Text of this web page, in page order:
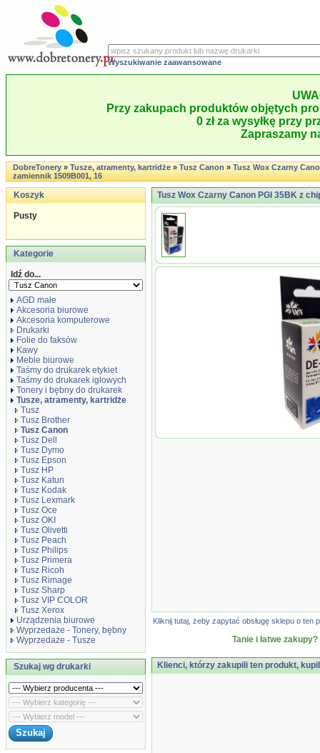
Wyszukiwanie zaawansowane
Przy zakupach produktów objętych
0 zł za wysyłkę przy
Zapraszamy
DobreTonery»Tusze, atramenty, kartridże»Tusz Canon»Tusz Wox Czarny
zamiennik 1509B001, 16
Koszyk
Pusty
Kategorie
Idź do...
AGD małe
Akcesoria biurowe
Akcesoria komputerowe
Drukarki
Folie do faksów
Kawy
Meble biurowe
Taśmy do drukarek etykiet
Taśmy do drukarek igłowych
Tonery i bębny do drukarek
Tusze, atramenty, kartridże
Tusz
Tusz Brother
Tusz Canon
Tusz Dell
Tusz Dymo
Tusz Epson
Tusz HP
Tusz Katun
Tusz Kodak
Tusz Lexmark
Tusz Oce
Tusz OKI
Tusz Olivetti
Tusz Peach
Tusz Philips
Tusz Primera
Tusz Ricoh
Tusz Rimage
Tusz Sharp
Tusz VIP COLOR
Tusz Xerox
Urządzenia biurowe
Wyprzedaże - Tonery, bębny
Wyprzedaże - Tusze
Szukaj wg drukarki
Tusz Wox Czarny Canon PGI 35BK z
Tusz
Kliknij tutaj, żeby zapytać obsługę sklepu o
Tanie i łatwe
Klienci, którzy zakupili ten produkt,